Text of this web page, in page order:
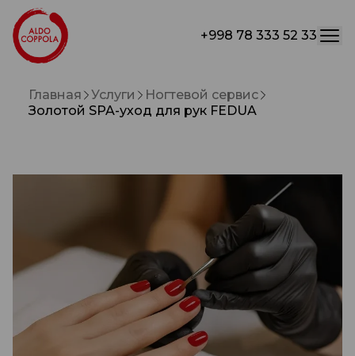
+998 78 333 52 33
Главная Услуги
Ногтевой сервис
Золотой SPA-уход для рук FEDUA